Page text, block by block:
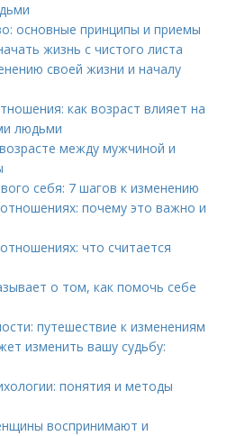
основные принципы и приемы
жизнь с чистого листа
своей жизни и началу
как возраст влияет на
людьми
между мужчиной и
себя: 7 шагов к изменению
почему это важно и
что считается
о том, как помочь себе
путешествие к изменениям
изменить вашу судьбу:
понятия и методы
воспринимают и